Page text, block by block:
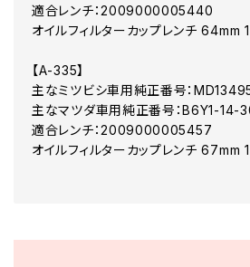
適合レンチ：2009000005440
オイルフィルターカップレンチ 64mm
【A-335】
主なミツビシ車用純正番号：
主なマツダ車用純正番号：B6Y1-14-
適合レンチ：2009000005457
オイルフィルターカップレンチ 67mm